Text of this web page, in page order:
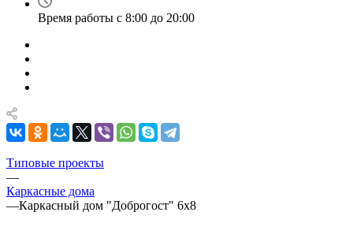
Время работы с 8:00 до 20:00
Типовые проекты
—
Каркасные дома
—Каркасный дом "Доброгост" 6х8